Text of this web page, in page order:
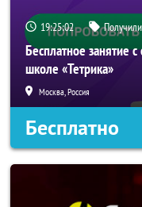
19:25:01
Бесплатное занятие
школе «Тетрика»
Москва, Россия
Бесплатно